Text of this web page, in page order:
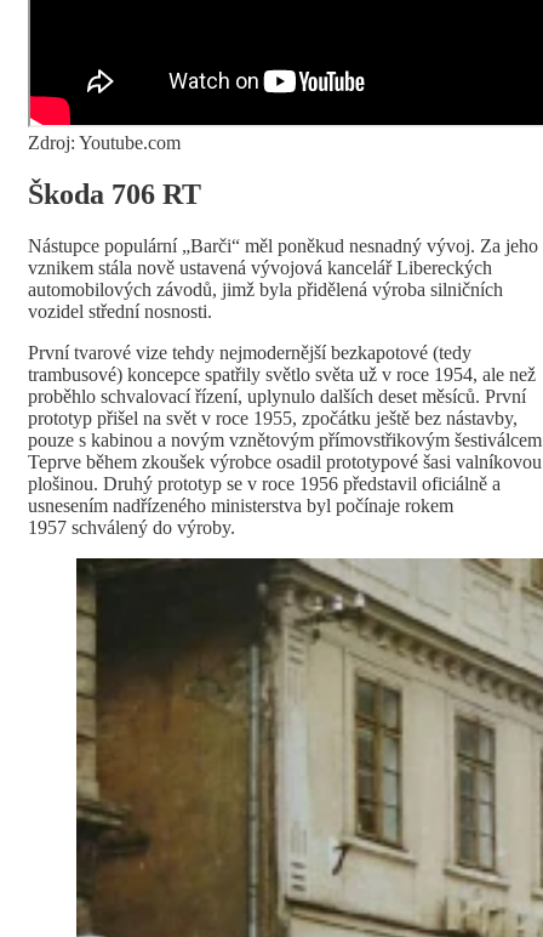
Zdroj: Youtube.com
Škoda 706 RT
Nástupce populární „Barči“ měl poněkud nesnadný vývoj. Za jeho
vznikem stála nově ustavená vývojová kancelář Libereckých
automobilových závodů, jimž byla přidělená výroba silničních
vozidel střední nosnosti.
První tvarové vize tehdy nejmodernější bezkapotové (tedy
trambusové) koncepce spatřily světlo světa už v roce 1954, ale než
proběhlo schvalovací řízení, uplynulo dalších deset měsíců. První
prototyp přišel na svět v roce 1955, zpočátku ještě bez nástavby,
pouze s kabinou a novým vznětovým přímovstřikovým
Teprve během zkoušek výrobce osadil prototypové šasi valníkovou
plošinou. Druhý prototyp se v roce 1956 představil oficiálně a
usnesením nadřízeného ministerstva byl počínaje rokem
1957 schválený do výroby.